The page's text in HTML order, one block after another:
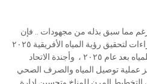
مما سبق بذله من مجهودات .. فإن
الحاجة ملحة لإتخاذ المزيد من الإجراءات لتحقيق رؤية المياه الأفريقية ٢٠٢٥
وتسريع عملية صياغة رؤية إفريقيا للمياه بعد عام ٢٠٢٥ ، وأجندة الاتحاد
تعزيز عملية توصيل المياه والصرف الصحي